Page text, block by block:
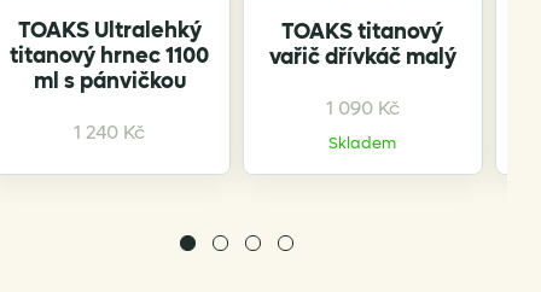
TOAKS Ultralehký
titanový hrnec 1100
ml s pánvičkou
1 240 Kč
TOAKS titanový
vařič dřívkáč malý
1 090 Kč
Skladem